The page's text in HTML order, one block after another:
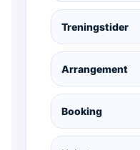
Treningstider
Arrangement
Booking